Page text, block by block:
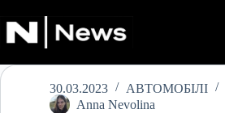
до
вмісту
30.03.2023
АВТОМОБІЛІ
Anna Nevolina